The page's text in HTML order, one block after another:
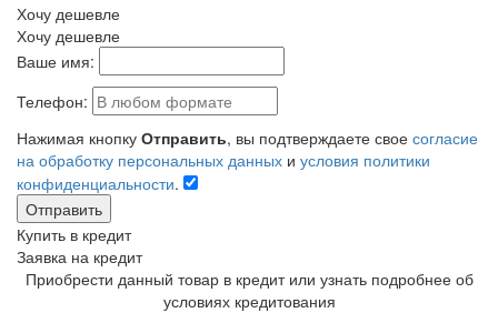
Хочу дешевле
Хочу дешевле
Ваше имя:
Телефон:
Нажимая кнопку Отправить, вы подтверждаете свое согласие
на обработку персональных данных и условия политики
конфиденциальности.
Отправить
Купить в кредит
Заявка на кредит
Приобрести данный товар в кредит или узнать подробнее об
условиях кредитования